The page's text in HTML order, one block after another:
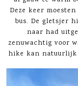
Deze keer
bus. De gletsjer
naar had
zenuwachtig voor
hike kan natuurlijk